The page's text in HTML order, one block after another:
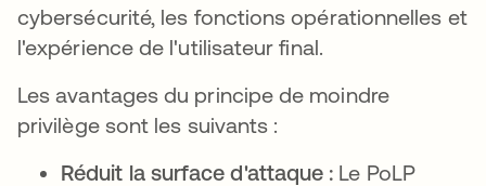
cybersécurité, les fonctions opérationnelles et
l'expérience de l'utilisateur final.
Les avantages du principe de moindre
privilège sont les suivants :
Réduit la surface d'attaque : Le PoLP